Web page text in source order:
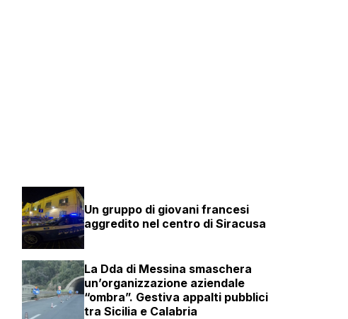
Un gruppo di giovani francesi
aggredito nel centro di Siracusa
La Dda di Messina smaschera
un’organizzazione aziendale
“ombra”. Gestiva appalti pubblici
tra Sicilia e Calabria